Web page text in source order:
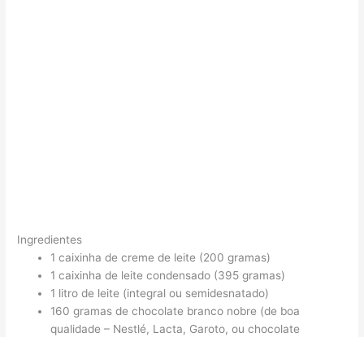
Ingredientes
1 caixinha de creme de leite (200 gramas)
1 caixinha de leite condensado (395 gramas)
1 litro de leite (integral ou semidesnatado)
160 gramas de chocolate branco nobre (de boa
qualidade – Nestlé, Lacta, Garoto, ou chocolate